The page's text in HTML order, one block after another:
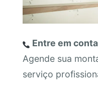
Entre em
Agende sua
serviço